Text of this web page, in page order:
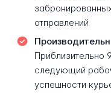
отправлений
Приблизительно
следующий
успешности